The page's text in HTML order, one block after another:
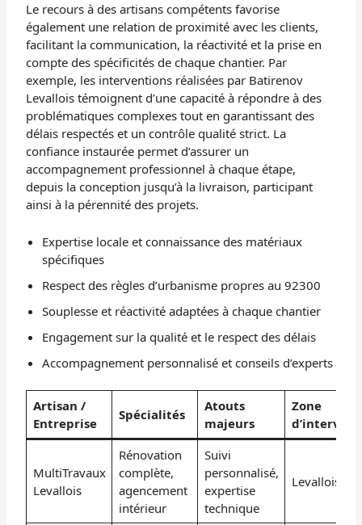
Le recours à des artisans compétents favorise
également une relation de proximité avec les clients,
facilitant la communication, la réactivité et la prise en
compte des spécificités de chaque chantier. Par
exemple, les interventions réalisées par Batirenov
Levallois témoignent d’une capacité à répondre à des
problématiques complexes tout en garantissant des
délais respectés et un contrôle qualité strict. La
confiance instaurée permet d’assurer un
accompagnement professionnel à chaque étape,
depuis la conception jusqu’à la livraison, participant
ainsi à la pérennité des projets.
Expertise locale et connaissance des matériaux
spécifiques
Respect des règles d’urbanisme propres au 92300
Souplesse et réactivité adaptées à chaque chantier
Engagement sur la qualité et le respect des délais
Accompagnement personnalisé et conseils d’experts
Artisan /
Entreprise
Spécialités
Atouts
majeurs
Zone
MultiTravaux
Levallois
Rénovation
complète,
agencement
intérieur
Suivi
personnalisé,
expertise
technique
Levallois-